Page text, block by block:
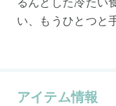
るんとした冷たい
い、もうひとつと
アイテム情報